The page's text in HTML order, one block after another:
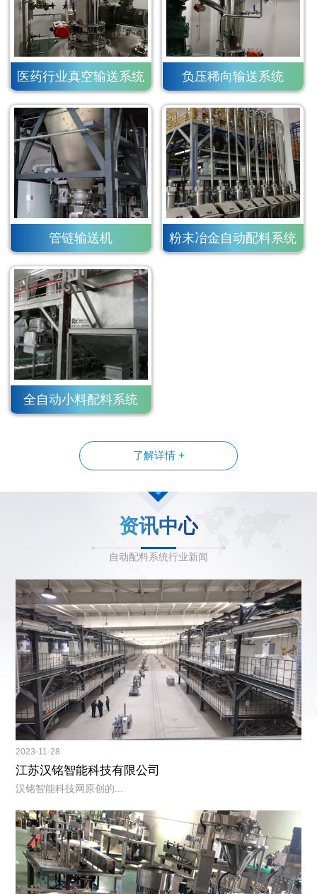
医药行业真空输送系统 负压稀向输送系统
管链输送机 粉末冶金自动配料系统
全自动小料配料系统
了解详情 +
资讯中心
自动配料系统行业新闻
2023-11-28
江苏汉铭智能科技有限公司
汉铭智能科技网原创的...